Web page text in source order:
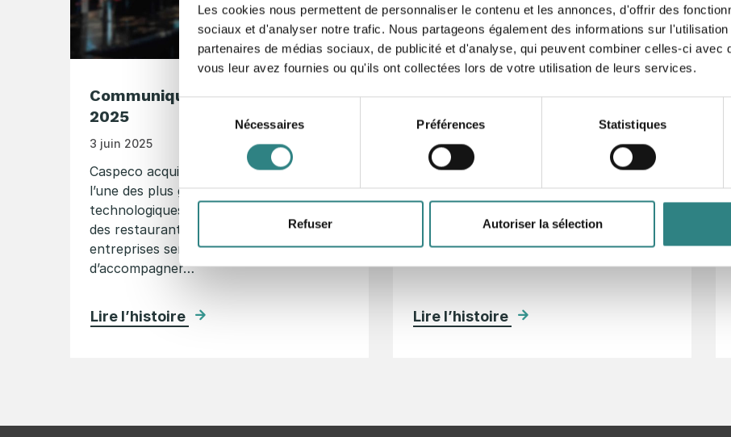
Les cookies nous permettent de personnaliser le contenu et les annonces, d'offrir des
sociaux et d'analyser notre trafic. Nous partageons également des informations sur
partenaires de médias sociaux, de publicité et d'analyse, qui peuvent combiner celles-ci avec
vous leur avez fournies ou qu'ils ont collectées lors de votre utilisation de leurs services.
Sélection
consentement
Nécessaires Préférences Statistiques
Refuser Autoriser la sélection
Communiqué de presse juin
2025
3 juin 2025
Caspeco acquiert Trivec pour former
l’une des plus grandes plateformes
technologiques en Europe à destination
des restaurants Ensemble, les deux
entreprises seront en mesure
d’accompagner…
Lire l’histoire
Nouveautés septembre 2024
19 septembre 2024
Nouveautés Transformez votre appareil
Unitech en terminal de paiement
Nous
avons le plaisir de vous informer que si
vous avez déjà un appareil Unitech
Handy pour…
Lire l’histoire